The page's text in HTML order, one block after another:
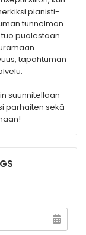
pianisti-
tunnelman
puolestaan
tapahtuman
suunnitellaan
parhaiten sekä